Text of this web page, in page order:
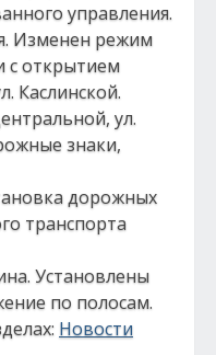
управления.
Изменен режим
с открытием
Каслинской.
ул.
знаки,
дорожных
транспорта
Установлены
по полосам.
Новости